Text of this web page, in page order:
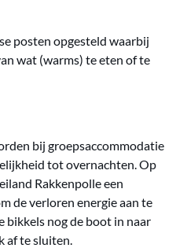
posten opgesteld waarbij
wat (warms) te eten of te
bij groepsaccommodatie
tot overnachten. Op
Rakkenpolleeen
de verloren energie aan te
bikkels nog de boot in naar
af te sluiten.